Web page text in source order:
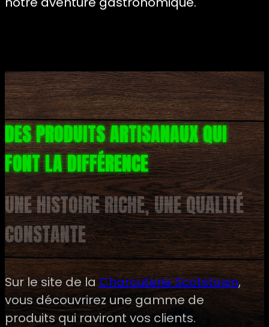
DES PRODUITS ARTISANAUX QUI
FONT LA DIFFÉRENCE
UNE HISTOIRE RICHE, UNE QUALITÉ
CONSTANTE
Sur le site de laCharcuterie Scotstown,
vous découvrirez une gamme de
produits qui raviront vos clients.